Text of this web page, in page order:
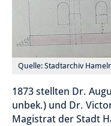
Quelle: Stadtarchiv
1873 stellten Dr.
unbek.) und Dr.
Magistrat der Stadt